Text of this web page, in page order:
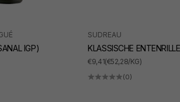
IGP)
SUDREAU
KLASSISCHE
ANGEBOT
€9,41(€52,28/KG)
(0)